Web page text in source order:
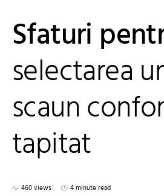
Sfaturi
selectarea
scaun
tapitat
460 views 4 minute read